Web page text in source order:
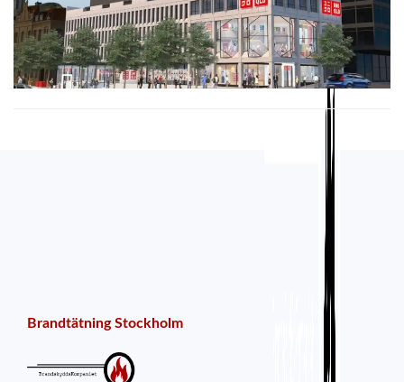
Brandtätning Stockholm